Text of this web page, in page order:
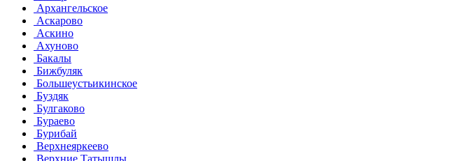
Архангельское
Аскарово
Аскино
Ахуново
Бакалы
Бижбуляк
Большеустьикинское
Буздяк
Булгаково
Бураево
Бурибай
Верхнеяркеево
Верхние Татышлы